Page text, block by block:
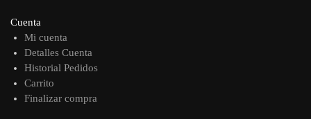
Cuenta
Mi cuenta
Detalles Cuenta
Historial Pedidos
Carrito
Finalizar compra